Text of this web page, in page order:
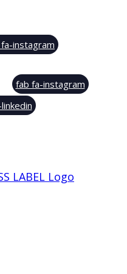
instagram
fab fa-instagram